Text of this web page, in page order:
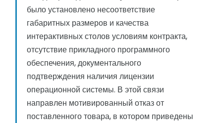
было установлено несоответствие
габаритных размеров и качества
интерактивных столов условиям контракта,
отсутствие прикладного программного
обеспечения, документального
подтверждения наличия лицензии
операционной системы. В этой связи
направлен мотивированный отказ от
поставленного товара, в котором приведены